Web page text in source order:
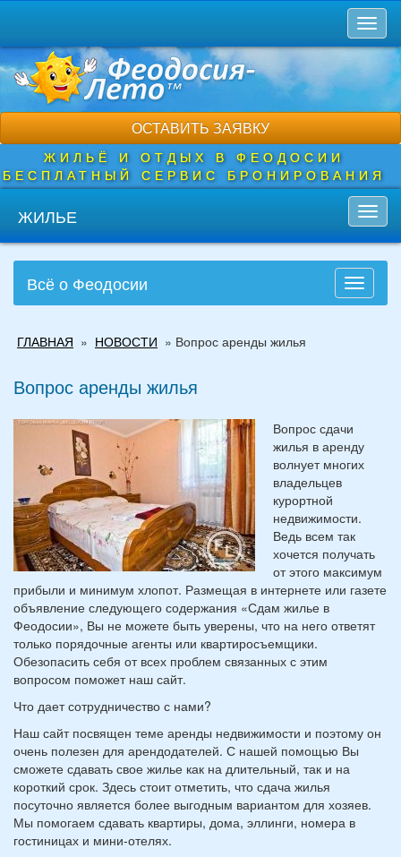
основному
содержанию
ОСТАВИТЬ ЗАЯВКУ
ЖИЛЬЁ И ОТДЫХ В ФЕОДОСИИ
БЕСПЛАТНЫЙ СЕРВИС БРОНИРОВАНИЯ
ЖИЛЬЕ
Toggle
Всё о Феодосии
здесь
ГЛАВНАЯ » НОВОСТИ » Вопрос аренды жилья
Вопрос аренды жилья
Вопрос сдачи
жилья в аренду
волнует многих
владельцев
курортной
недвижимости.
Ведь всем так
хочется получать
от этого максимум
прибыли и минимум хлопот. Размещая в интернете или газете
объявление следующего содержания «Сдам жилье в
Феодосии», Вы не можете быть уверены, что на него ответят
только порядочные агенты или квартиросъемщики.
Обезопасить себя от всех проблем связанных с этим
вопросом поможет наш сайт.
Что дает сотрудничество с нами?
Наш сайт посвящен теме аренды недвижимости и поэтому он
очень полезен для арендодателей. С нашей помощью Вы
сможете сдавать свое жилье как на длительный, так и на
короткий срок. Здесь стоит отметить, что сдача жилья
посуточно является более выгодным вариантом для хозяев.
Мы помогаем сдавать квартиры, дома, эллинги, номера в
гостиницах и мини-отелях.